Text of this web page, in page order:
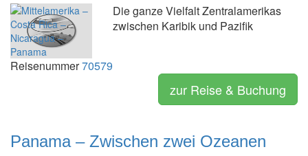
Die ganze Vielfalt Zentralamerikas
zwischen Karibik und Pazifik
Reisenummer70579
zur Reise & Buchung
Panama – Zwischen zwei Ozeanen